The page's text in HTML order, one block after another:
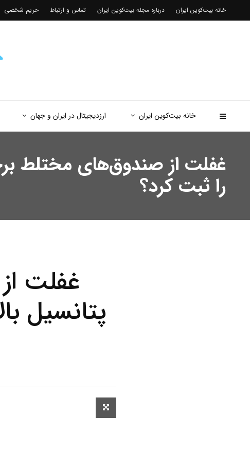
خانه بیت‌کوین ایران ارزدیجیتال در ایران و جهان
خانه بیت‌کوین ایران درباره مجله بیت‌کوین ایران تماس و ارتباط حریم شخصی
غفلت از صندوق‌های مختلط
را ثبت کرد؟
غفلت
پتانسیل